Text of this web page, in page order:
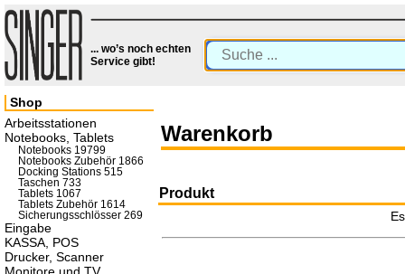
... wo’s noch echten
Service gibt!
Warenkorb
Produkt
Shop
Arbeitsstationen
Notebooks, Tablets
Notebooks 19799
Notebooks Zubehör 1866
Docking Stations 515
Taschen 733
Tablets 1067
Tablets Zubehör 1614
Sicherungsschlösser 269
Eingabe
KASSA, POS
Drucker, Scanner